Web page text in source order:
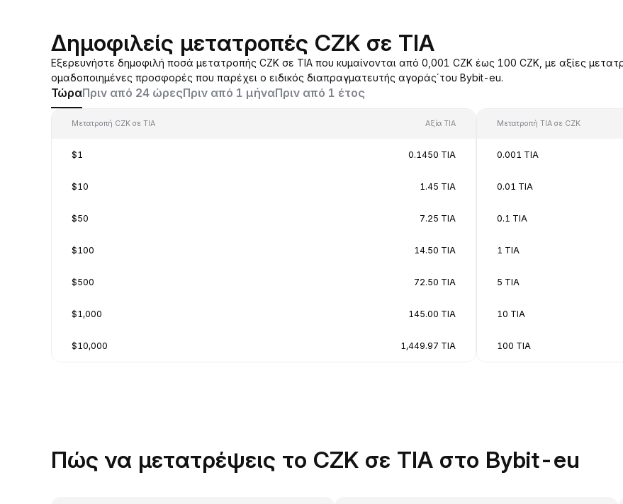
Δημοφιλείς μετατροπές CZK σε TIA
Εξερευνήστε δημοφιλή ποσά μετατροπής CZK σε TIA που κυμαίνονται από 0,001 CZK έως 100 CZK, με αξίες
ομαδοποιημένες προσφορές που παρέχει ο ειδικός διαπραγματευτής αγοράς΄του Bybit-eu.
ΤώραΠριν από 24 ώρεςΠριν από 1 μήναΠριν από 1 έτος
Μετατροπή CZK σε TIA Αξία TIA
$1 0.1450 TIA
$10 1.45 TIA
$50 7.25 TIA
$100 14.50 TIA
$500 72.50 TIA
$1,000 145.00 TIA
$10,000 1,449.97 TIA
Μετατροπή TIA σε CZK
0.001 TIA
0.01 TIA
0.1 TIA
1 TIA
5 TIA
10 TIA
100 TIA
Πώς να μετατρέψεις το CZK σε TIA στο Bybit-eu